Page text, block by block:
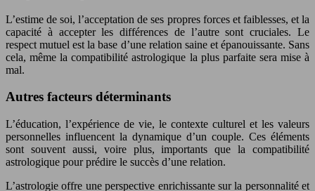
L’estime de soi, l’acceptation de ses propres forces et faiblesses, et la
capacité à accepter les différences de l’autre sont cruciales. Le
respect mutuel est la base d’une relation saine et épanouissante. Sans
cela, même la compatibilité astrologique la plus parfaite sera mise à
mal.
Autres facteurs déterminants
L’éducation, l’expérience de vie, le contexte culturel et les valeurs
personnelles influencent la dynamique d’un couple. Ces éléments
sont souvent aussi, voire plus, importants que la compatibilité
astrologique pour prédire le succès d’une relation.
L’astrologie offre une perspective enrichissante sur la personnalité et